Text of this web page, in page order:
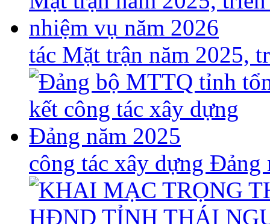
tác Mặt trận năm 2025,
công tác xây dựng Đảng